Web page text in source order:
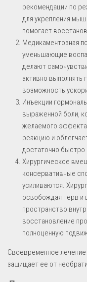
рекомендации по
для укрепления
помогает
Медикаментозная
уменьшающие
делают
активно выполнять
возможность
Инъекции
выраженной боли,
желаемого
реакцию и
достаточно быстро
Хирургическое
консервативные
усиливаются.
освобождая нерв и
пространство
восстановление
полноценную
Своевременное лечение
защищает ее от